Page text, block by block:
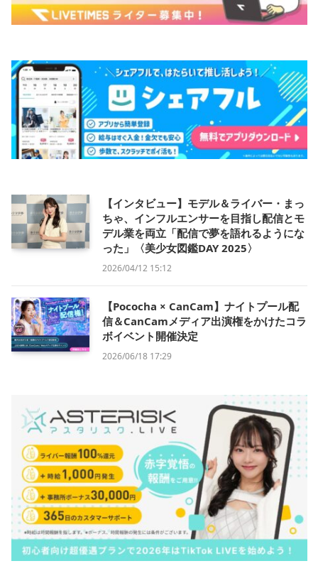
【インタビュー】モデル＆ライバー・まっ
ちゃ、インフルエンサーを目指し配信とモ
デル業を両立「配信で夢を語れるようにな
った」〈美少女図鑑DAY 2025〉
2026/04/12 15:12
【Pococha × CanCam】ナイトプール配
信＆CanCamメディア出演権をかけたコラ
ボイベント開催決定
2026/06/18 17:29